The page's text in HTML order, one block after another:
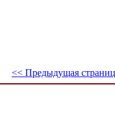
<< Предыдущая